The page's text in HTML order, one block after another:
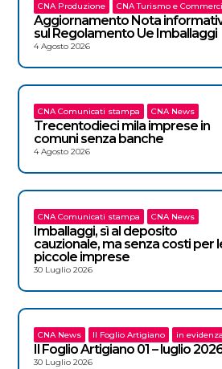
CNA Produzione
CNA Turismo e
Aggiornamento Nota
sul Regolamento Ue Imballaggi
4 Agosto 2026
CNA Comunicati stampa CNA News
Trecentodieci mila imprese in
comuni senza banche
4 Agosto 2026
CNA Comunicati stampa CNA News
Imballaggi, sì al deposito
cauzionale, ma senza costi per
piccole imprese
30 Luglio 2026
CNA News Il Foglio Artigiano in evidenza
Il Foglio Artigiano 01 – luglio
30 Luglio 2026